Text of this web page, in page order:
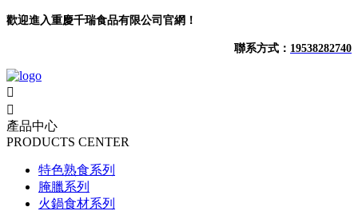
歡迎進入重慶千瑞食品有限公司官網！
聯系方式： 19538282740


產品中心
PRODUCTS CENTER
特色熟食系列
腌臘系列
火鍋食材系列